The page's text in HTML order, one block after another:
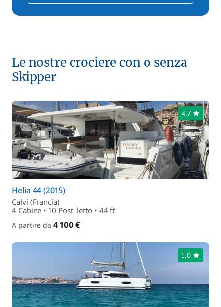
Le nostre crociere con o senza
Skipper
4,7
Helia 44 (2015)
Calvi (Francia)
4 Cabine • 10 Posti letto • 44 ft
A partire da 4 100 €
5,0